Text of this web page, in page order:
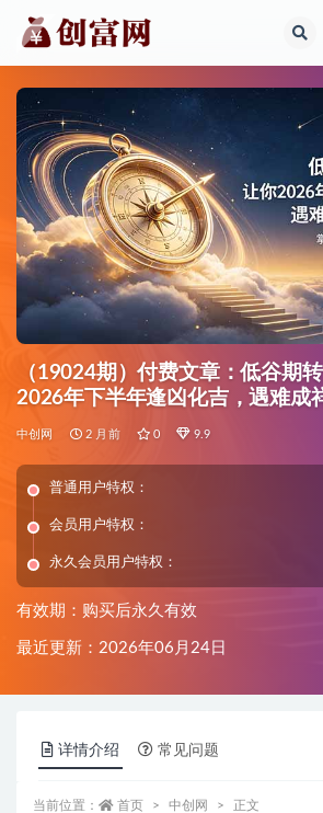
（19024期）付费文章：低谷期
2026年下半年逢凶化吉，遇难成
中创网 2 月前 0 9.9
普通用户特权：
会员用户特权：
永久会员用户特权：
有效期：购买后永久有效
最近更新：2026年06月24日
详情介绍 常见问题
当前位置： 首页 中创网 正文